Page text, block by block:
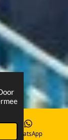
WhatsApp